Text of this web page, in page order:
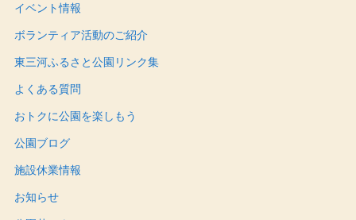
イベント情報
ボランティア活動のご紹介
東三河ふるさと公園リンク集
よくある質問
おトクに公園を楽しもう
公園ブログ
施設休業情報
お知らせ